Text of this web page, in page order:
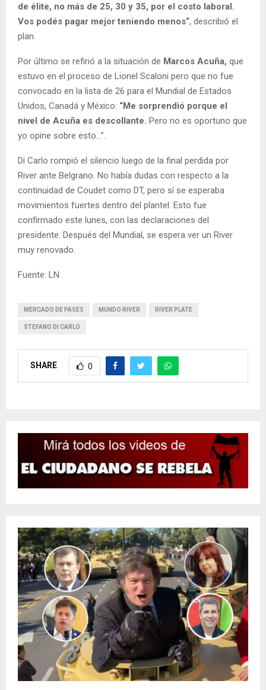
de élite, no más de 25, 30 y 35, por el costo laboral.
Vos podés pagar mejor teniendo menos“, describió el
plan.
Por último se refirió a la situación de Marcos Acuña, que
estuvo en el proceso de Lionel Scaloni pero que no fue
convocado en la lista de 26 para el Mundial de Estados
Unidos, Canadá y México: “Me sorprendió porque el
nivel de Acuña es descollante. Pero no es oportuno que
yo opine sobre esto...”.
Di Carlo rompió el silencio luego de la final perdida por
River ante Belgrano. No había dudas con respecto a la
continuidad de Coudet como DT, pero sí se esperaba
movimientos fuertes dentro del plantel. Esto fue
confirmado este lunes, con las declaraciones del
presidente. Después del Mundial, se espera ver un River
muy renovado.
Fuente: LN
MERCADO DE PASES MUNDO RIVER RIVER PLATE
STEFANO DI CARLO
SHARE 0